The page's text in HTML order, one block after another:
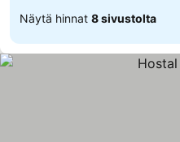
Näytä hinnat 8 sivustolta